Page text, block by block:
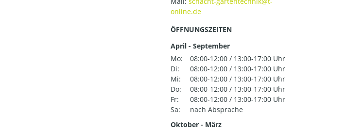
ÖFFNUNGSZEITEN
April - September
Mo:
08:00-12:00 / 13:00-17:00 Uhr
Di:
08:00-12:00 / 13:00-17:00 Uhr
Mi:
08:00-12:00 / 13:00-17:00 Uhr
Do:
08:00-12:00 / 13:00-17:00 Uhr
Fr:
08:00-12:00 / 13:00-17:00 Uhr
Sa:
nach Absprache
Oktober - März